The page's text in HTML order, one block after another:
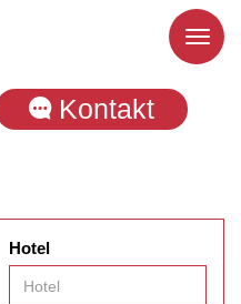
Toggle
Kontakt
Hotel